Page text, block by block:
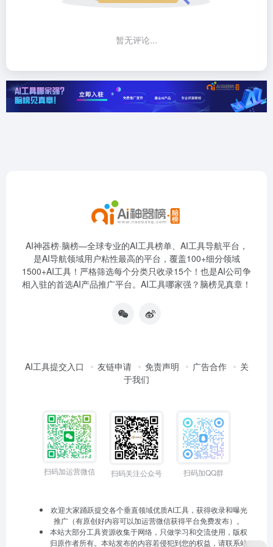
暂无评论...
AI神器榜·脑榜—全球专业的AI工具榜单、AI工具导航平台，
是AI导航领域用户粘性最高的平台，覆盖100+细分领域
1500+AI工具！严格筛选每个分类只收录15个！也是AI公司争
相入驻的首选AI产品推广平台。AI工具哪家强？脑榜见真章！
AI工具提交入口 友链申请 免责声明 广告合作
关
于我们
扫码加运营微信 扫码关注公众号 扫码加QQ群
欢迎大家踊跃提交各个垂直领域优质AI工具，获得收录和曝光
推广（有原创好内容可以加运营微信获得平台免费发布）。
本站大部分工具资源收集于网络，只做学习和交流使用，版权
归原作者所有。本站发布的内容若侵犯到您的权益，请联系站